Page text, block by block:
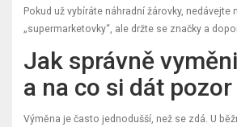
Pokud už vybíráte náhradní žárovky, nedávejte
„supermarketovky“, ale držte se značky a
Jak správně
a na co si dát pozor
Výměna je často jednodušší, než se zdá. U